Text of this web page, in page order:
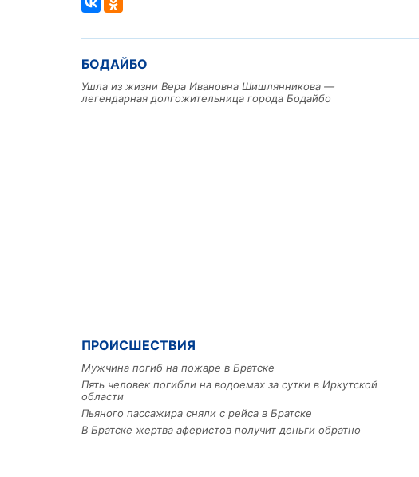
БОДАЙБО
Ушла из жизни Вера Ивановна Шишлянникова —
легендарная долгожительница города Бодайбо
ПРОИСШЕСТВИЯ
Мужчина погиб на пожаре в Братске
Пять человек погибли на водоемах за сутки в Иркутской
области
Пьяного пассажира сняли с рейса в Братске
В Братске жертва аферистов получит деньги обратно